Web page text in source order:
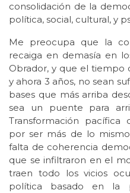
consolidación de la
política, social, cultural, y
Me preocupa que la
recaiga en demasía en
Obrador, y que el tiempo
y ahora 3 años, no sean
bases que más arriba
sea un puente para
Transformación
por ser más de lo
falta de coherencia
que se infiltraron en el
traen todo los vicios
política basado en la